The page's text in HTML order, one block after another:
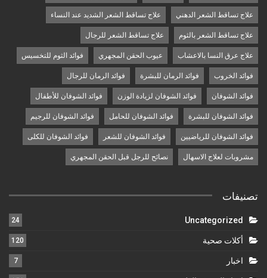
علاج تساقط الشعر الدهني علاج تساقط الشعر الشديد عند النساء
علاج تساقط الشعر بالثوم علاج تساقط الشعر للرجال
علاج عرق النسا بالاعشاب عيوب الحقن المجهري فوائد الثوم للتخسيس
فوائد الخروب فوائد الرمان للبشرة فوائد الرمان للرجال
فوائد الشوفان فوائد الشوفان لزيادة الوزن فوائد الشوفان للأطفال
فوائد الشوفان للبشرة فوائد الشوفان للحامل فوائد الشوفان للرجيم
فوائد الشوفان للرياضيين فوائد الشوفان للشعر فوائد الشوفان للكلى
مشروبات لعلاج الاسهال نصائح للرجل قبل الحقن المجهري
تصنيفات
Uncategorized
24
أكلات صحية 120
اخبار 7